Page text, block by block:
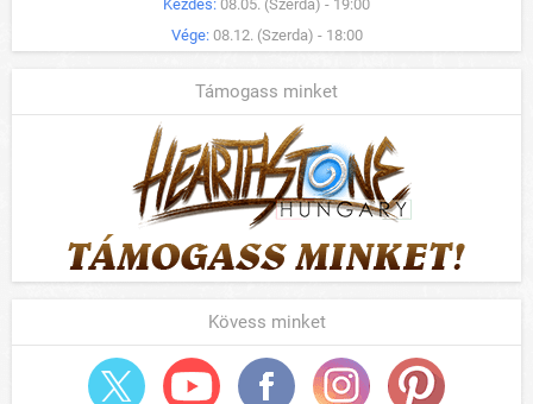
Kezdés: 08.05. (Szerda) - 19:00
Vége: 08.12. (Szerda) - 18:00
Támogass minket
Kövess minket